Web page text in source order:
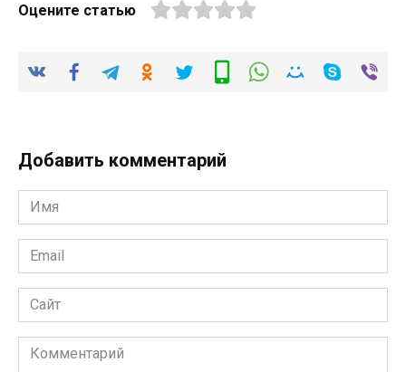
Оцените статью
Добавить комментарий
Имя
*
Email
*
Сайт
Комментарий